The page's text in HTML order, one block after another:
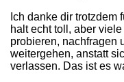
Ich danke dir trotzdem
halt echt toll, aber
probieren, nachfragen
weitergehen, anstatt
verlassen. Das ist es